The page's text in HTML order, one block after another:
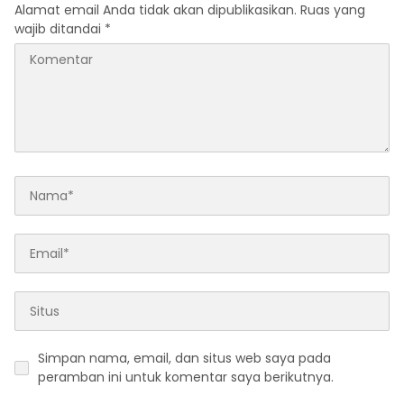
Alamat email Anda tidak akan dipublikasikan. Ruas yang
wajib ditandai *
Simpan nama, email, dan situs web saya pada
peramban ini untuk komentar saya berikutnya.